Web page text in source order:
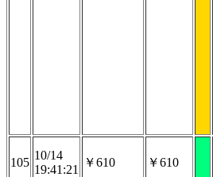
105
10/14
19:41:21
￥610 ￥610